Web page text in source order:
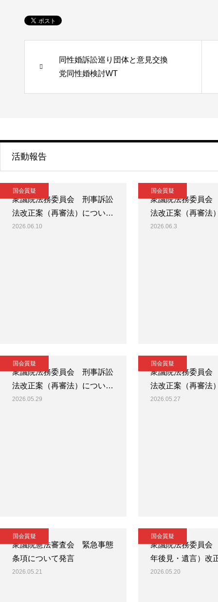
同性婚訴訟巡り団体と意見交換
党同性婚検討WT
活動報告
国会質疑
衆議院法務委員会 刑事訴訟
法改正案（再審法）につい…
2026.06.10
国会質疑
衆議院法務委員
法改正案（再審法
2026.06.3
国会質疑
衆議院法務委員会 刑事訴訟
法改正案（再審法）につい…
2026.05.29
国会質疑
衆議院法務委員
法改正案（再審法
2026.05.27
国会質疑
衆議院憲法審査会 緊急事態
条項について発言
2026.05.21
国会質疑
衆議院法務委員
年後見・遺言）改
2026.05.20